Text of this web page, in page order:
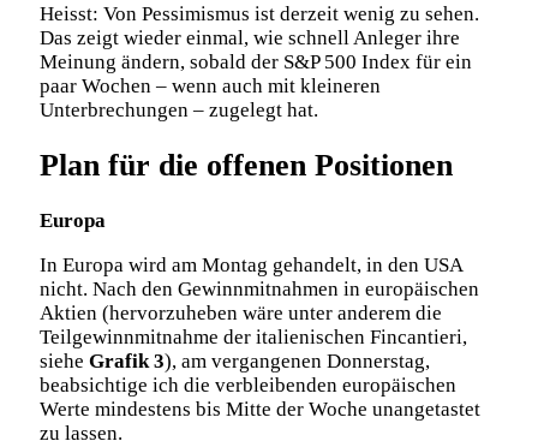
Heisst: Von Pessimismus ist derzeit wenig zu sehen.
Das zeigt wieder einmal, wie schnell Anleger ihre
Meinung ändern, sobald der S&P 500 Index für ein
paar Wochen – wenn auch mit kleineren
Unterbrechungen – zugelegt hat.
Plan für die offenen Positionen
Europa
In Europa wird am Montag gehandelt, in den USA
nicht. Nach den Gewinnmitnahmen in europäischen
Aktien (hervorzuheben wäre unter anderem die
Teilgewinnmitnahme der italienischen Fincantieri,
siehe Grafik 3), am vergangenen Donnerstag,
beabsichtige ich die verbleibenden europäischen
Werte mindestens bis Mitte der Woche unangetastet
zu lassen.